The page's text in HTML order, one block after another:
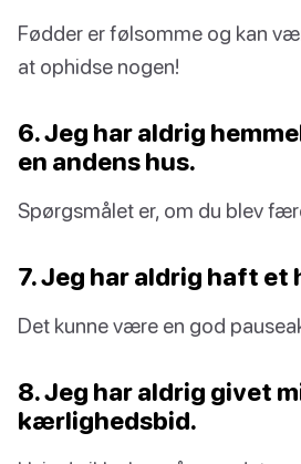
Fødder er følsomme og kan
at ophidse nogen!
6. Jeg har aldrig
en andens hus.
Spørgsmålet er, om du blev
7. Jeg har aldrig haft
Det kunne være en god
8. Jeg har aldrig givet
kærlighedsbid.